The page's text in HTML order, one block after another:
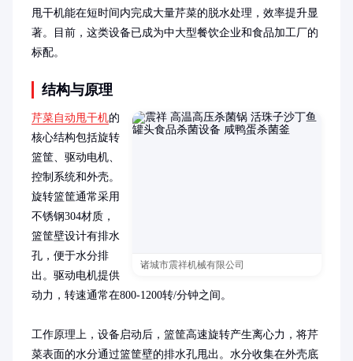
甩干机能在短时间内完成大量芹菜的脱水处理，效率提升显
著。目前，这类设备已成为中大型餐饮企业和食品加工厂的
标配。
结构与原理
诸城市震祥机械有限公司
芹菜自动甩干机的
核心结构包括旋转
篮筐、驱动电机、
控制系统和外壳。
旋转篮筐通常采用
不锈钢304材质，
篮筐壁设计有排水
孔，便于水分排
出。驱动电机提供
动力，转速通常在800-1200转/分钟之间。
工作原理上，设备启动后，篮筐高速旋转产生离心力，将芹
菜表面的水分通过篮筐壁的排水孔甩出。水分收集在外壳底